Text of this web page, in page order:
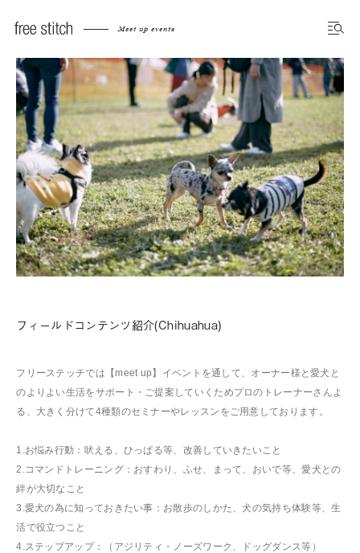
Meet up events
フィールドコンテンツ紹介(Chihuahua)
フリーステッチでは【meet up】イベントを通して、オーナー様と愛犬と
のよりよい生活をサポート・ご提案していくためプロのトレーナーさんよ
る、大きく分けて4種類のセミナーやレッスンをご用意しております。
1.お悩み行動：吠える、ひっぱる等、改善していきたいこと
2.コマンドトレーニング：おすわり、ふせ、まって、おいで等、愛犬との
絆が大切なこと
3.愛犬の為に知っておきたい事：お散歩のしかた、犬の気持ち体験等、生
活で役立つこと
4.ステップアップ：（アジリティ・ノーズワーク、ドッグダンス等）